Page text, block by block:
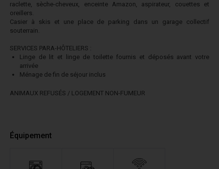
raclette, sèche-cheveux, enceinte Amazon, aspirateur, couettes et
oreillers.
Casier à skis et une place de parking dans un garage collectif
souterrain.
SERVICES PARA-HÔTELIERS :
Linge de lit et linge de toilette fournis et déposés avant votre
arrivée
Ménage de fin de séjour inclus
ANIMAUX REFUSÉS / LOGEMENT NON-FUMEUR
Équipement